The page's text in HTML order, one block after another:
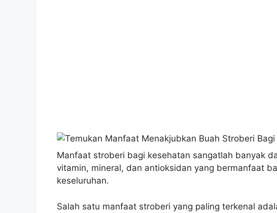
Manfaat stroberi bagi kesehatan sangatlah banyak
vitamin, mineral, dan antioksidan yang bermanfaat
keseluruhan.
Salah satu manfaat stroberi yang paling terkenal